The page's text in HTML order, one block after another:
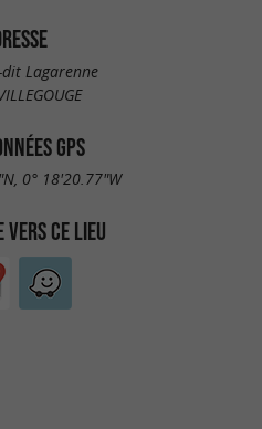
Lagarenne
GPS
0° 18'20.77"W
VERS CE LIEU